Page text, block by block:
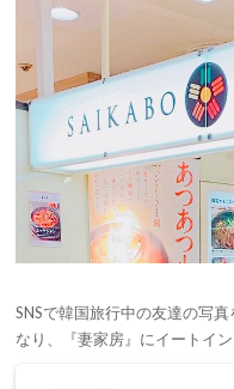
SNSで韓国旅行中の友達の写
なり、『妻家房』にイートイン